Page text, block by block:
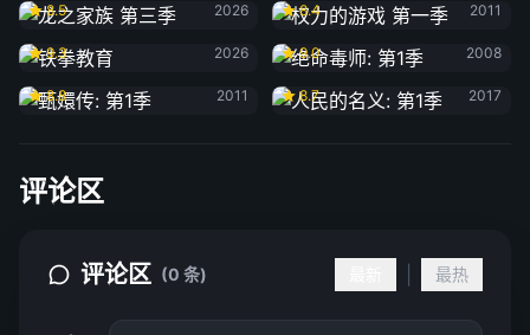
8.5
2026
8.4
2011
铁拳教育
9.3
2026
绝命毒师: 第1季
9.0
2008
甄嬛传: 第1季
8.8
2011
人民的名义: 第1季
8.7
2017
评论区
评论区 (0 条) 最热